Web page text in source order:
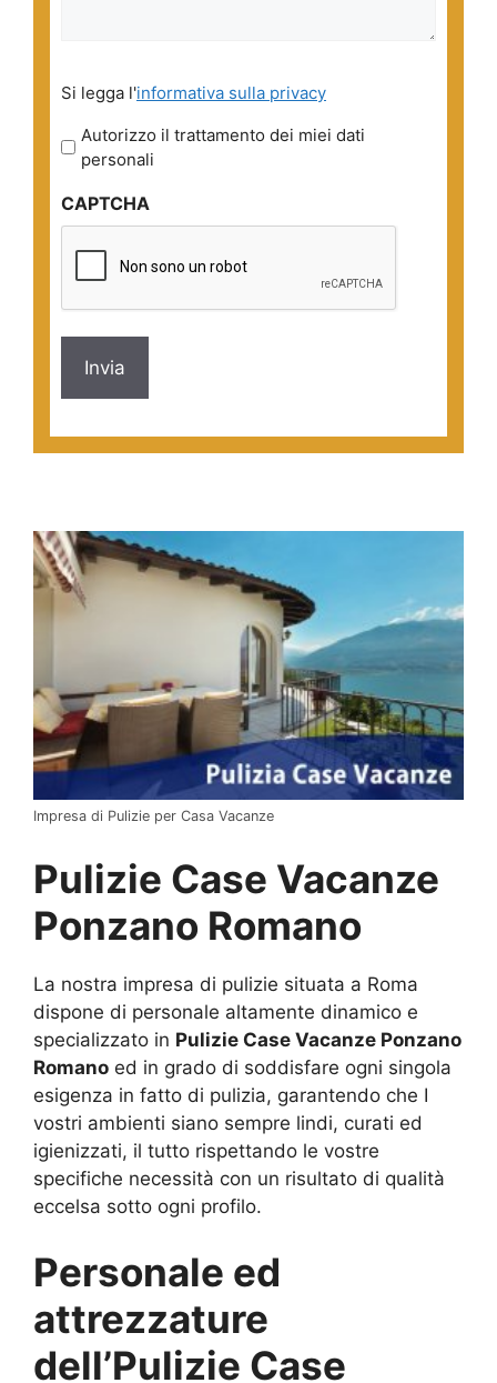
legga
l'informativa
sulla
*
Si legga l'informativa sulla privacy
Autorizzo il trattamento dei miei dati
personali
CAPTCHA
Impresa di Pulizie per Casa Vacanze
Pulizie Case Vacanze
Ponzano Romano
La nostra impresa di pulizie situata a Roma
dispone di personale altamente dinamico e
specializzato in Pulizie Case Vacanze Ponzano
Romano ed in grado di soddisfare ogni singola
esigenza in fatto di pulizia, garantendo che I
vostri ambienti siano sempre lindi, curati ed
igienizzati, il tutto rispettando le vostre
specifiche necessità con un risultato di qualità
eccelsa sotto ogni profilo.
Personale ed
attrezzature
dell’Pulizie Case